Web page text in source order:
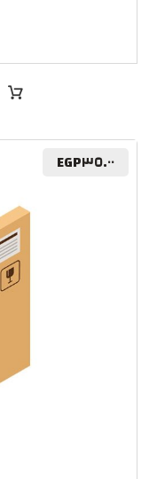
EGP٣٥.٠٠